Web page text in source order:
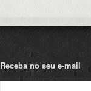
Receba no seu e-mail